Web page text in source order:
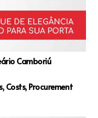
Camboriú
Costs, Procurement